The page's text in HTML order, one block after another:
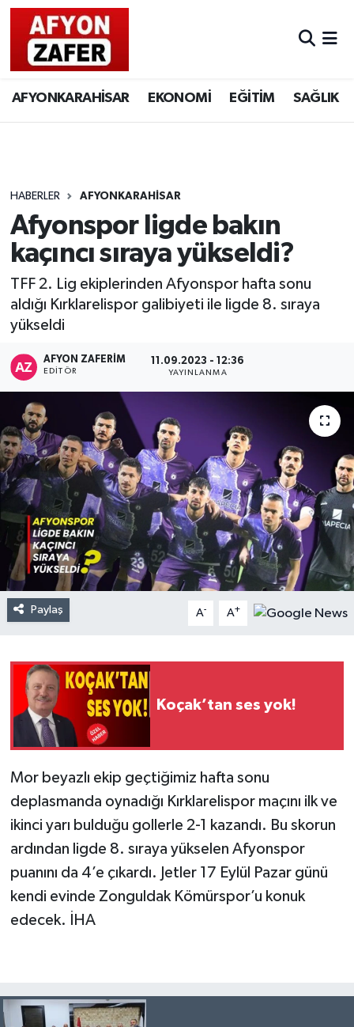
AFYONKARAHİSAR EKONOMİ EĞİTİM SAĞLIK
HABERLER AFYONKARAHİSAR
Afyonspor ligde bakın
kaçıncı sıraya yükseldi?
TFF 2. Lig ekiplerinden Afyonspor hafta sonu
aldığı Kırklarelispor galibiyeti ile ligde 8. sıraya
yükseldi
AFYON ZAFERİM
EDITÖR
11.09.2023 - 12:36
YAYINLANMA
Paylaş A- A+
Koçak’tan ses yok!
Mor beyazlı ekip geçtiğimiz hafta sonu
deplasmanda oynadığı Kırklarelispor maçını ilk ve
ikinci yarı bulduğu gollerle 2-1 kazandı. Bu skorun
ardından ligde 8. sıraya yükselen Afyonspor
puanını da 4’e çıkardı. Jetler 17 Eylül Pazar günü
kendi evinde Zonguldak Kömürspor’u konuk
edecek. İHA